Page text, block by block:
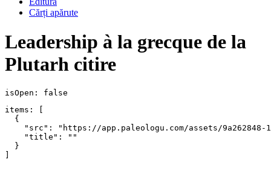
Cărți apărute
Leadership à la grecque de la
Plutarh citire
isOpen: false
items: [
  {
"src": "https://app.paleologu.com/assets/9a262848-
    "title": ""
  }